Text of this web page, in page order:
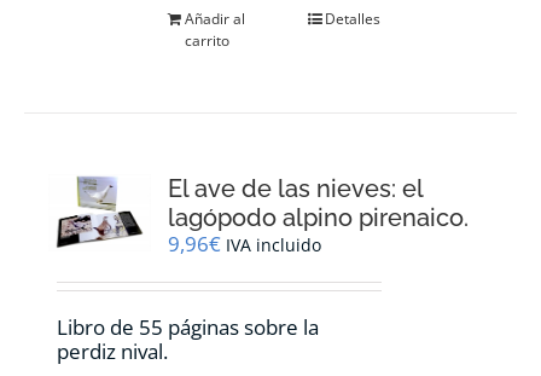
Añadir al
carrito
Detalles
El ave de las nieves: el
lagópodo alpino pirenaico.
9,96€ IVA incluido
Libro de 55 páginas sobre la
perdiz nival.